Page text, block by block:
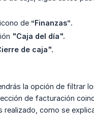
de “Finanzas”.
"Caja del día".
de caja".
la opción de filtrar
de facturación
realizado, como se